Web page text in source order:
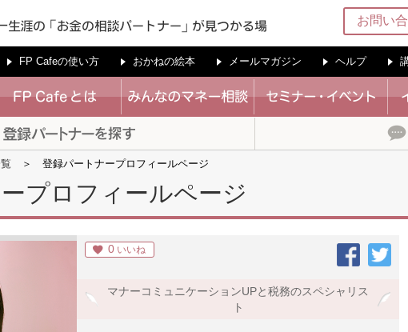
お問い
FP Cafeの使い方 おかねの絵本 メールマガジン ヘルプ
登録パートナープロフィールページ
プロフィールページ
0 いいね
マナーコミュニケーションUPと税務のスペシャリス
ト